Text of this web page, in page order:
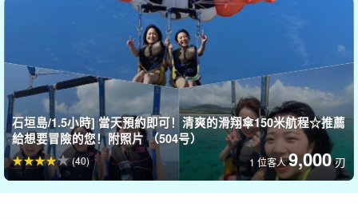
石垣島/1.5小時] 當天預約即可！清爽的滑翔傘150米航程☆推薦
給想要冒險的您！附照片 （504号）
1 位客人9,000 刃
(40)